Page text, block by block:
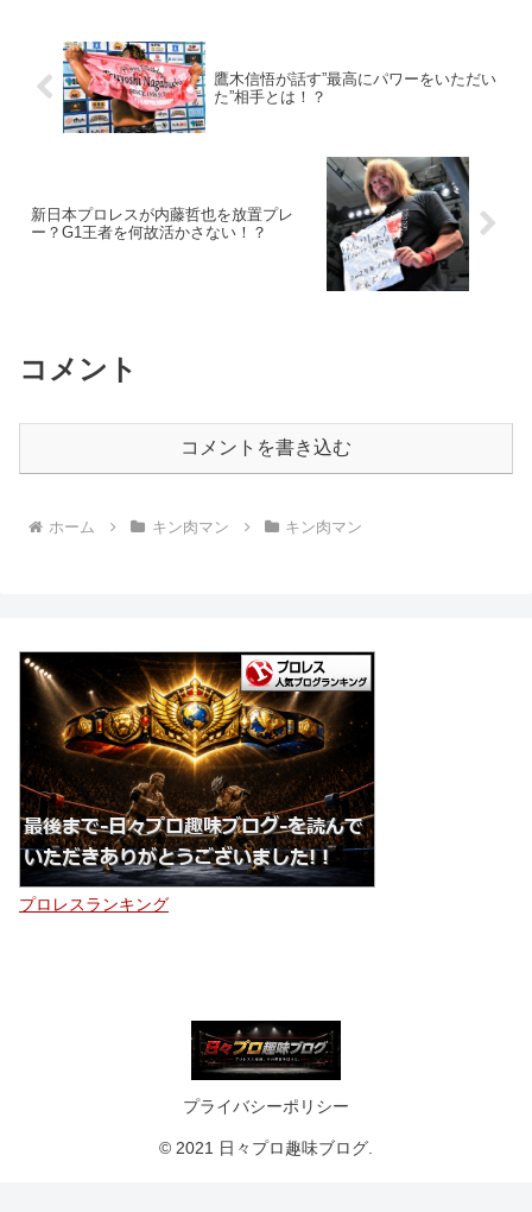
鷹木信悟が話す”最高にパワーをいただい
た”相手とは！？
新日本プロレスが内藤哲也を放置プレ
ー？G1王者を何故活かさない！？
コメント
コメントを書き込む
ホーム キン肉マン キン肉マン
プロレスランキング
プライバシーポリシー
© 2021 日々プロ趣味ブログ.